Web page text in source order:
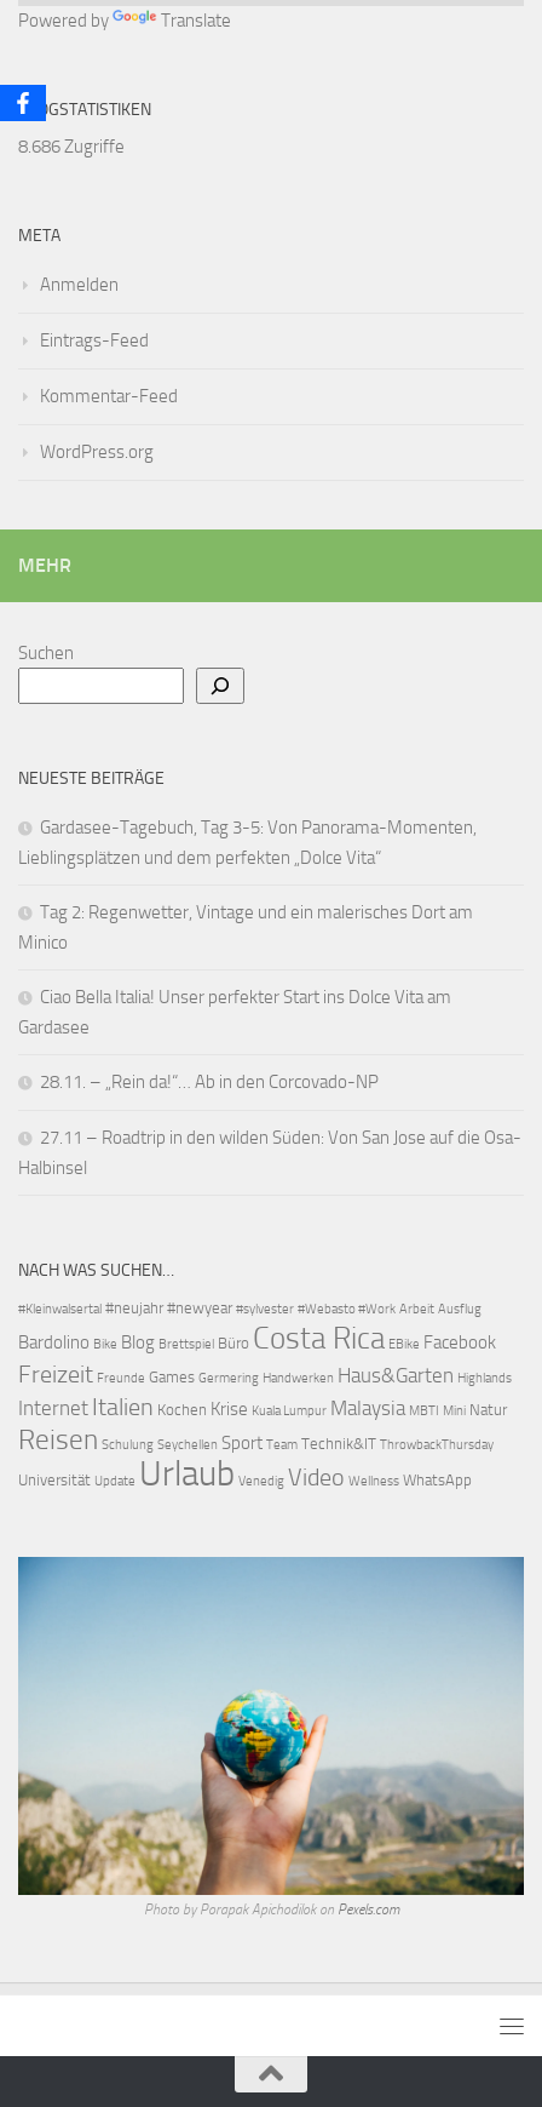
Powered by Translate
BLOGSTATISTIKEN
8.686 Zugriffe
META
Anmelden
Eintrags-Feed
Kommentar-Feed
WordPress.org
MEHR
Suchen
NEUESTE BEITRÄGE
Gardasee-Tagebuch, Tag 3-5: Von Panorama-Momenten,
Lieblingsplätzen und dem perfekten „Dolce Vita“
Tag 2: Regenwetter, Vintage und ein malerisches Dort am
Minico
Ciao Bella Italia! Unser perfekter Start ins Dolce Vita am
Gardasee
28.11. – „Rein da!“… Ab in den Corcovado-NP
27.11 – Roadtrip in den wilden Süden: Von San Jose auf die Osa-
Halbinsel
NACH WAS SUCHEN…
#Kleinwalsertal #neujahr #newyear #sylvester #Webasto #Work Arbeit Ausflug
Bardolino Bike Blog Brettspiel Büro Costa Rica EBike Facebook
Freizeit Freunde Games Germering Handwerken Haus&Garten Highlands
Internet Italien Kochen Krise Kuala Lumpur Malaysia MBTI Mini Natur
Reisen Schulung Seychellen Sport Team Technik&IT ThrowbackThursday
Universität Update Urlaub Venedig Video Wellness WhatsApp
Photo by Porapak Apichodilok on Pexels.com